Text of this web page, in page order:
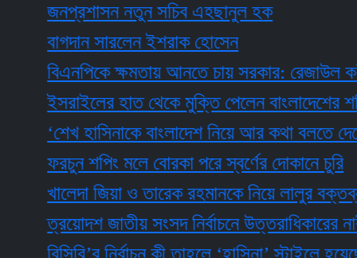
জনপ্রশাসন নতুন সচিব এহছানুল হক
বাগদান সারলেন ইশরাক হোসেন
বিএনপিকে ক্ষমতায় আনতে চায় সরকার: রেজাউল করীম
ইসরাইলের হাত থেকে মুক্তি পেলেন বাংলাদেশের
‘শেখ হাসিনাকে বাংলাদেশ নিয়ে আর কথা বলতে দেবে না
ফরচুন শপিং মলে বোরকা পরে স্বর্ণের দোকানে চুরি
খালেদা জিয়া ও তারেক রহমানকে নিয়ে লালুর বক্তব্য
ত্রয়োদশ জাতীয় সংসদ নির্বাচনে উত্তরাধিকারের নারী